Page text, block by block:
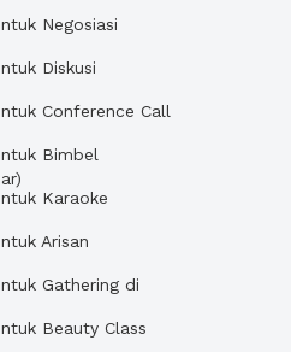
Negosiasi
Diskusi
Conference Call
Bimbel
Karaoke
Arisan
Gathering di
Beauty Class